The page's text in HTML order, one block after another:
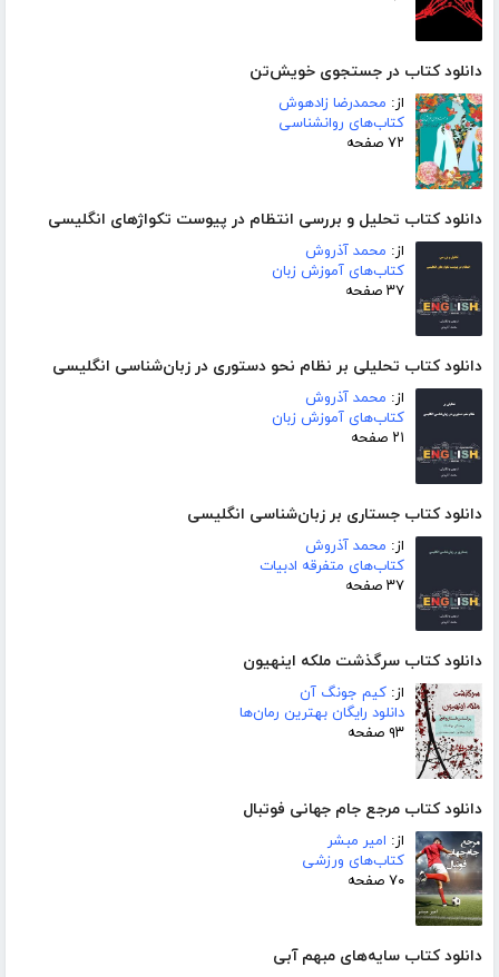
دانلود کتاب در جستجوی خویش‌تن
از: محمدرضا زادهوش
کتاب‌های روانشناسی
۷۲ صفحه
دانلود کتاب تحلیل و بررسی انتظام در پیوست تکواژهای انگلیسی
از: محمد آذروش
کتاب‌های آموزش زبان
۳۷ صفحه
دانلود کتاب تحلیلی بر نظام نحو دستوری در زبان‌شناسی انگلیسی
از: محمد آذروش
کتاب‌های آموزش زبان
۲۱ صفحه
دانلود کتاب جستاری بر زبان‌شناسی انگلیسی
از: محمد آذروش
کتاب‌های متفرقه ادبیات
۳۷ صفحه
دانلود کتاب سرگذشت ملکه اینهیون
از: کیم جونگ آن
دانلود رایگان بهترین رمان‌ها
۹۳ صفحه
دانلود کتاب مرجع جام جهانی فوتبال
از: امیر مبشر
کتاب‌های ورزشی
۷۰ صفحه
دانلود کتاب سایه‌های مبهم آبی